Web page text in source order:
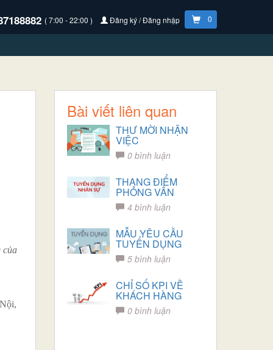
( 7:00 - 22:00 ) Đăng ký / Đăng nhập 0
của
Bài viết liên quan
THƯ MỜI NHẬN
VIỆC
0 bình luận
THANG ĐIỂM
PHỎNG VẤN
4 bình luận
MẪU YÊU CẦU
TUYỂN DỤNG
5 bình luận
CHỈ SỐ KPI VỀ
KHÁCH HÀNG
0 bình luận